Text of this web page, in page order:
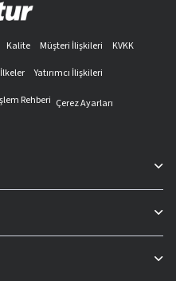
Kalite Müşteri İlişkileri
KVKK
Yatırımcı İlişkileri
Rehberi Çerez Ayarları